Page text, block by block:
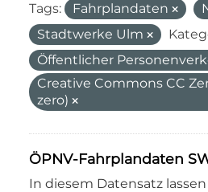
Tags: Fahrplandaten
Stadtwerke Ulm
Öffentlicher
Creative Commons CC
zero)
ÖPNV-Fahrplandaten
In diesem Datensatz